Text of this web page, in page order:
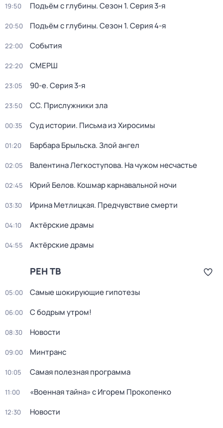
19:50 Подъём с глубины. Сезон 1. Серия 3-я
20:50 Подъём с глубины. Сезон 1. Серия 4-я
22:00 События
22:20 СМЕРШ
23:05 90-е. Серия 3-я
23:50 СС. Прислужники зла
00:35 Суд истории. Письма из Хиросимы
01:20 Барбара Брыльска. Злой ангел
02:05 Валентина Легкоступова. На чужом несчастье
02:45 Юрий Белов. Кошмар карнавальной ночи
03:30 Ирина Метлицкая. Предчувствие смерти
04:10 Актёрские драмы
04:55 Актёрские драмы
РЕН ТВ
05:00 Самые шoкиpующие гипотезы
06:00 С бодрым утром!
08:30 Новости
09:00 Минтранс
10:05 Самая полезная программа
11:00 «Военная тайна» с Игорем Прокопенко
12:30 Новости